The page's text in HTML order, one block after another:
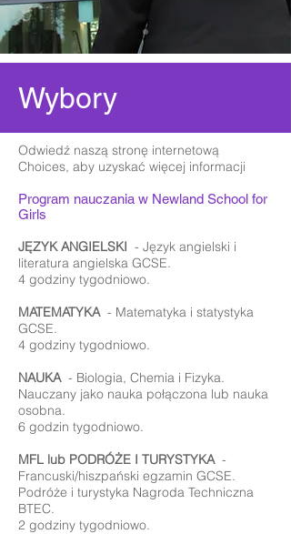
Wybory
Odwiedź naszą stronę internetową
Choices, aby uzyskać więcej informacji
Program nauczania w Newland School for
Girls
JĘZYK ANGIELSKI - Język angielski i
literatura angielska GCSE.
4 godziny tygodniowo.
MATEMATYKA- Matematyka i statystyka
GCSE.
4 godziny tygodniowo.
NAUKA- Biologia, Chemia i Fizyka.
Nauczany jako nauka połączona lub nauka
osobna.
6 godzin tygodniowo.
MFL lub PODRÓŻE I TURYSTYKA-
Francuski/hiszpański egzamin GCSE.
Podróże i turystyka Nagroda Techniczna
BTEC.
2 godziny tygodniowo.